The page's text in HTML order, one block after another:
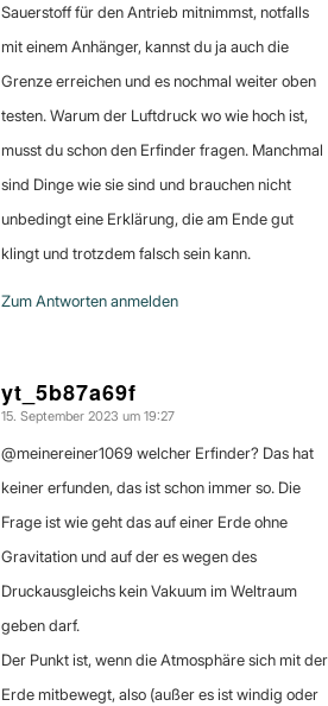
Sauerstoff für den Antrieb mitnimmst, notfalls
mit einem Anhänger, kannst du ja auch die
Grenze erreichen und es nochmal weiter oben
testen. Warum der Luftdruck wo wie hoch ist,
musst du schon den Erfinder fragen. Manchmal
sind Dinge wie sie sind und brauchen nicht
unbedingt eine Erklärung, die am Ende gut
klingt und trotzdem falsch sein kann.
Zum Antworten anmelden
yt_5b87a69f
sagte:
15. September 2023 um 19:27
​@meinereiner1069 welcher Erfinder? Das hat
keiner erfunden, das ist schon immer so. Die
Frage ist wie geht das auf einer Erde ohne
Gravitation und auf der es wegen des
Druckausgleichs kein Vakuum im Weltraum
geben darf.
Der Punkt ist, wenn die Atmosphäre sich mit der
Erde mitbewegt, also (außer es ist windig oder